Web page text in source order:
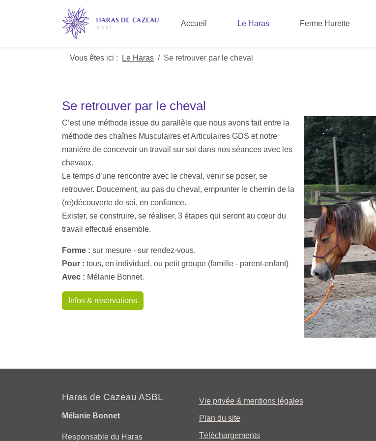
Accueil Le Haras Ferme Hurette
Vous êtes ici : Le Haras Se retrouver par le cheval
Se retrouver par le cheval
C’est une méthode issue du parallèle que nous avons fait entre la
méthode des chaînes Musculaires et Articulaires GDS et notre
manière de concevoir un travail sur soi dans nos séances avec les
chevaux.
Le temps d’une rencontre avec le cheval, venir se poser, se
retrouver. Doucement, au pas du cheval, emprunter le chemin de la
(re)découverte de soi, en confiance.
Exister, se construire, se réaliser, 3 étapes qui seront au cœur du
travail effectué ensemble.
Forme : sur mesure - sur rendez-vous.
Pour : tous, en individuel, ou petit groupe (famille - parent-enfant)
Avec : Mélanie Bonnet.
Infos & réservations
Haras de Cazeau ASBL
Mélanie Bonnet
Responsable du Haras
Vie privée & mentions légales
Plan du site
Téléchargements